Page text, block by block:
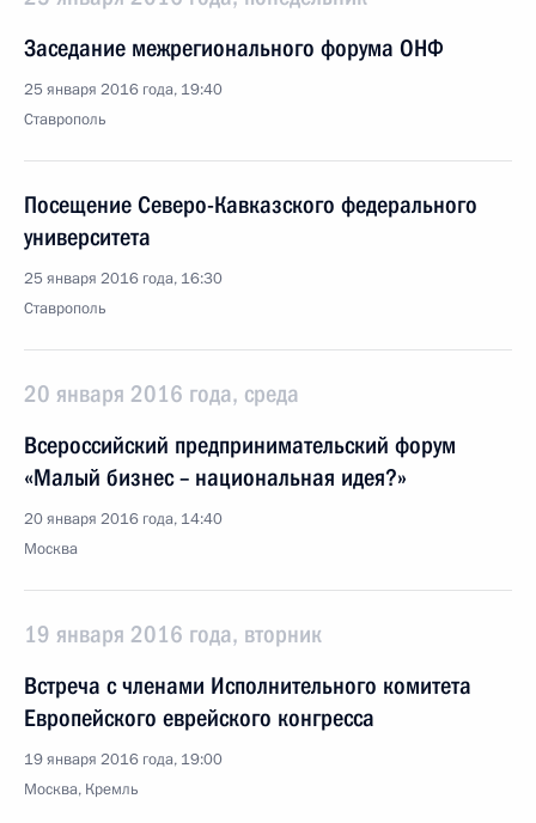
Заседание межрегионального форума ОНФ
25 января 2016 года, 19:40
Ставрополь
Посещение Северо-Кавказского федерального
университета
25 января 2016 года, 16:30
Ставрополь
20 января 2016 года, среда
Всероссийский предпринимательский форум
«Малый бизнес – национальная идея?»
20 января 2016 года, 14:40
Москва
19 января 2016 года, вторник
Встреча с членами Исполнительного комитета
Европейского еврейского конгресса
19 января 2016 года, 19:00
Москва, Кремль